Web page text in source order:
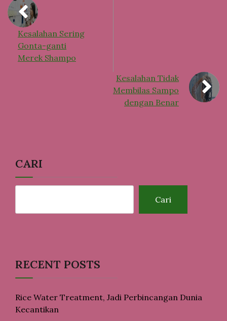
Kesalahan Sering
Gonta-ganti
Merek Shampo
Kesalahan Tidak
Membilas Sampo
dengan Benar
CARI
Cari
RECENT POSTS
Rice Water Treatment, Jadi Perbincangan Dunia
Kecantikan